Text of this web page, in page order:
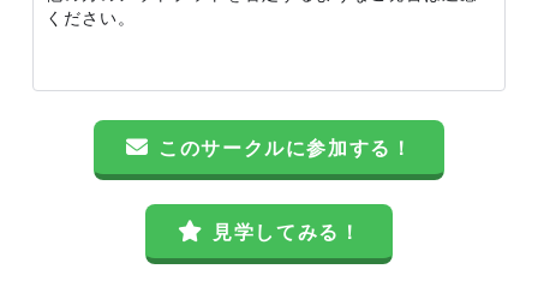
ください。
このサークルに参加する！
見学してみる！